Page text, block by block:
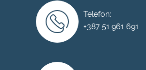
Telefon:
+387 51 961 691